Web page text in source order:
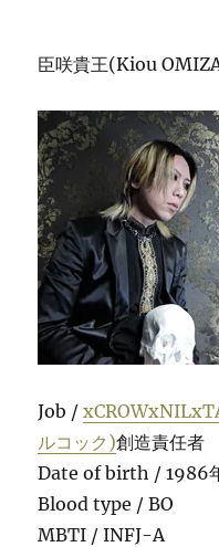
臣咲貴王(Kiou
Job /
ルコック)創造責任者
Date of birth / 1986
Blood type / BO
MBTI / INFJ-A